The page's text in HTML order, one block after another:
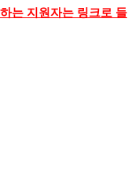
는 지원자는 링크로 들